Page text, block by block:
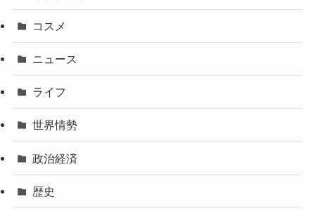
コスメ
ニュース
ライフ
世界情勢
政治経済
歴史